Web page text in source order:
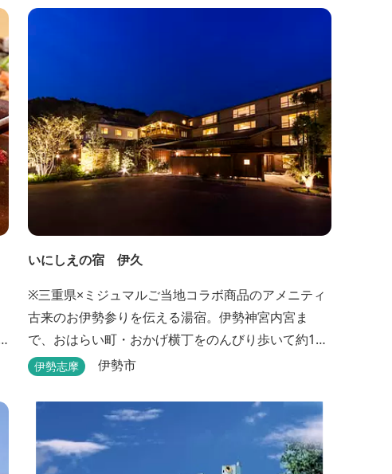
いにしえの宿 伊久
※三重県×ミジュマルご当地コラボ商品のアメニティ
古来のお伊勢参りを伝える湯宿。伊勢神宮内宮ま
で、おはらい町・おかげ横丁をのんびり歩いて約15
分。 部屋・風呂の前に広がる豊かな森は、そのまま
っている・・そんな気持ちになる宿です。 館内には2
つの大浴場と趣の異なる３つの貸切露天風呂を楽し
めます。
伊勢志摩 伊勢市